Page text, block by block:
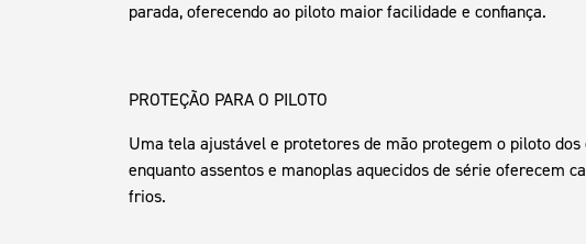
parada, oferecendo ao piloto maior facilidade e confiança.
PROTEÇÃO PARA O PILOTO
Uma tela ajustável e protetores de mão protegem o piloto dos
enquanto assentos e manoplas aquecidos de série oferecem
frios.